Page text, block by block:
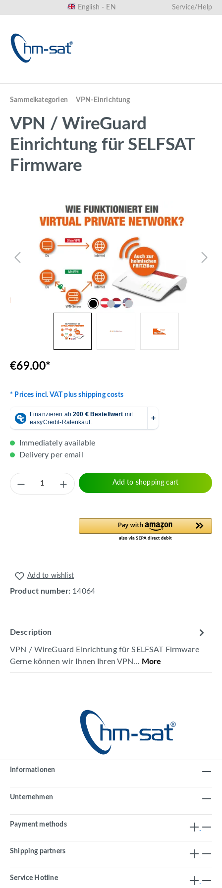
English - EN Service/Help
Sammelkategorien VPN-Einrichtung
VPN / WireGuard
Einrichtung für SELFSAT
Firmware
Skip image gallery
€69.00*
* Prices incl. VAT plus shipping costs
Immediately available
Delivery per email
Product Quantity: Enter the desired
Add to shopping cart
Add to wishlist
Product number: 14064
Description
VPN / WireGuard Einrichtung für SELFSAT Firmware
Gerne können wir Ihnen Ihren VPN… More
Informationen
Unternehmen
Payment methods
Shipping partners
Service Hotline